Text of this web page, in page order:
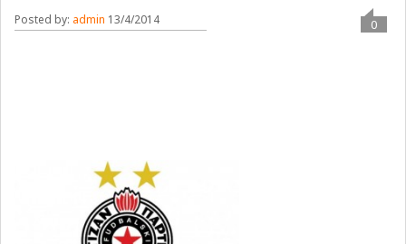
Posted by: admin 13/4/2014 0